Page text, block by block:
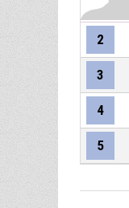
2
3
4
5